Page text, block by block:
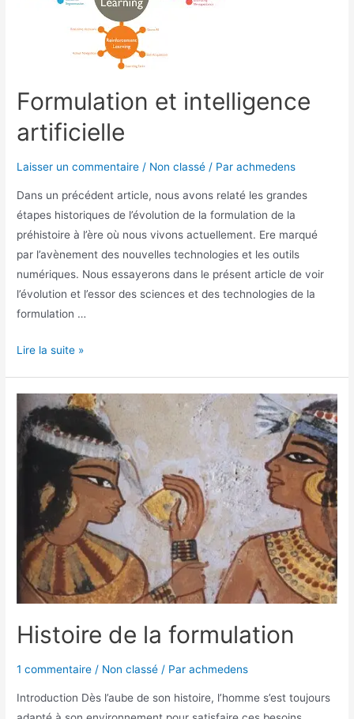
Formulation et intelligence
artificielle
Laisser un commentaire / Non classé / Parachmedens
Dans un précédent article, nous avons relaté les grandes
étapes historiques de l’évolution de la formulation de la
préhistoire à l’ère où nous vivons actuellement. Ere marqué
par l’avènement des nouvelles technologies et les outils
numériques. Nous essayerons dans le présent article de voir
l’évolution et l’essor des sciences et des technologies de la
formulation …
Lire la suite »
Histoire de la formulation
1 commentaire / Non classé / Parachmedens
Introduction Dès l’aube de son histoire, l’homme s’est toujours